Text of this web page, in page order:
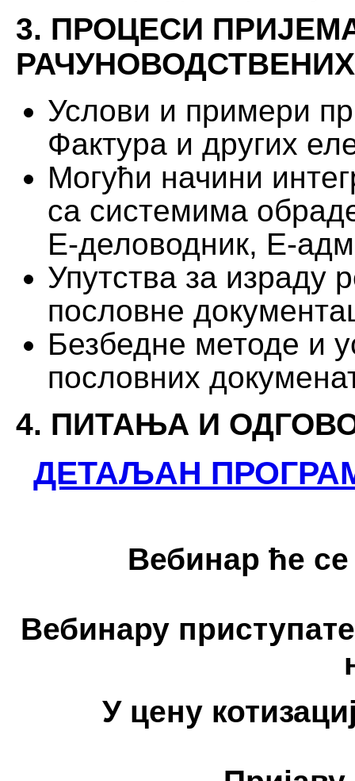
3. ПРОЦЕСИ
Услови и примери
Фактура и других
Могући начини
са системима
Е-деловодник, Е-
Упутства за израду
пословне
Безбедне методе и
пословних
4. ПИТАЊА И
ДЕТАЉАН
Вебинар ће
Вебинару
У цену